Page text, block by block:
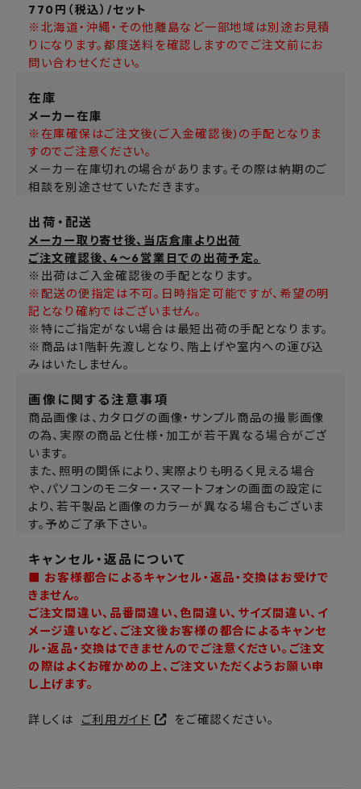
770円（税込）/セット
※北海道・沖縄・その他離島など一部地域は別途お見積
りになります。都度送料を確認しますのでご注文前にお
問い合わせください。
在庫
メーカー在庫
※在庫確保はご注文後(ご入金確認後)の手配となりま
すのでご注意ください。
メーカー在庫切れの場合があります。その際は納期のご
相談を別途させていただきます。
出荷・配送
メーカー取り寄せ後、当店倉庫より出荷
ご注文確認後、4～6営業日での出荷予定。
※出荷はご入金確認後の手配となります。
※配送の便指定は不可。日時指定可能ですが、希望の明
記となり確約ではございません。
※特にご指定がない場合は最短出荷の手配となります。
※商品は1階軒先渡しとなり、階上げや室内への運び込
みはいたしません。
画像に関する注意事項
商品画像は、カタログの画像・サンプル商品の撮影画像
の為、実際の商品と仕様・加工が若干異なる場合がござ
います。
また、照明の関係により、実際よりも明るく見える場合
や、パソコンのモニター・スマートフォンの画面の設定に
より、若干製品と画像のカラーが異なる場合もございま
す。予めご了承下さい。
キャンセル・返品について
■ お客様都合によるキャンセル・返品・交換はお受けで
きません。
ご注文間違い、品番間違い、色間違い、サイズ間違い、イ
メージ違いなど、ご注文後お客様の都合によるキャンセ
ル・返品・交換はできませんのでご注意ください。ご注文
の際はよくお確かめの上、ご注文いただくようお願い申
し上げます。
詳しくは ご利用ガイド をご確認ください。